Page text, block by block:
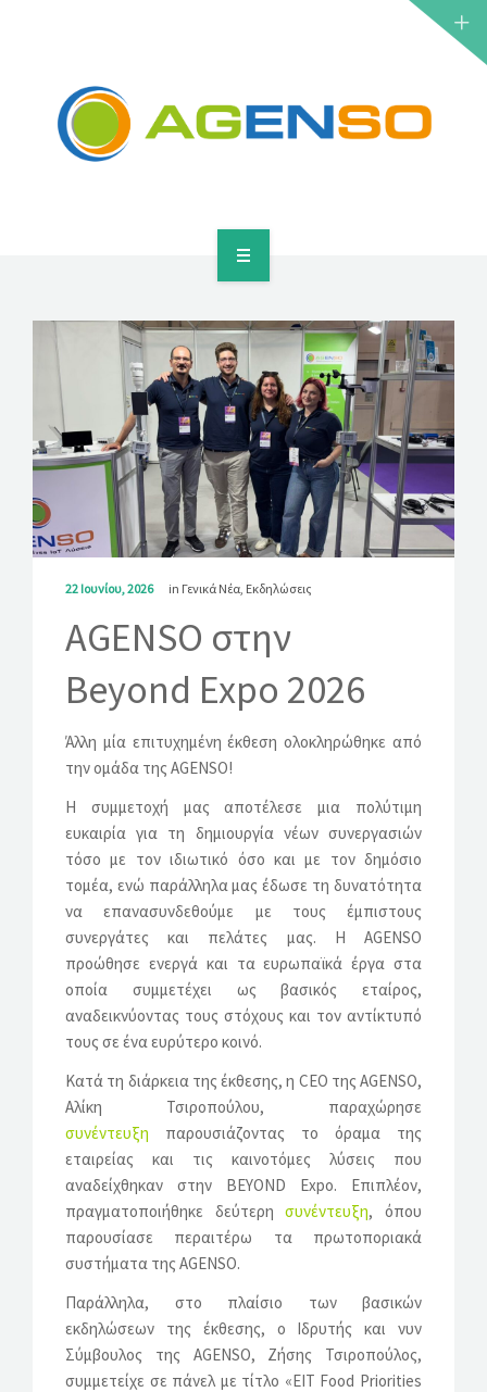
ΛΎΣΕΙΣ
ΕΡΕΥΝΗΤΙΚΆ ΈΡΓΑ
ΠΡΟΪΌΝΤΑ
ΛΎΣΕΙΣ
ΝΈΑ
22 Ιουνίου, 2026 in Γενικά Νέα Εκδηλώσεις
AGENSO στην
Beyond Expo 2026
Άλλη μία επιτυχημένη έκθεση ολοκληρώθηκε από
την ομάδα της AGENSO!
Η συμμετοχή μας αποτέλεσε μια πολύτιμη
ευκαιρία για τη δημιουργία νέων συνεργασιών
τόσο με τον ιδιωτικό όσο και με τον δημόσιο
τομέα, ενώ παράλληλα μας έδωσε τη δυνατότητα
να επανασυνδεθούμε με τους έμπιστους
συνεργάτες και πελάτες μας. Η AGENSO
προώθησε ενεργά και τα ευρωπαϊκά έργα στα
οποία συμμετέχει ως βασικός εταίρος,
αναδεικνύοντας τους στόχους και τον αντίκτυπό
τους σε ένα ευρύτερο κοινό.
Κατά τη διάρκεια της έκθεσης, η CEO της AGENSO,
Αλίκη Τσιροπούλου, παραχώρησε
συνέντευξη παρουσιάζοντας το όραμα της
εταιρείας και τις καινοτόμες λύσεις που
αναδείχθηκαν στην BEYOND Expo. Επιπλέον,
πραγματοποιήθηκε δεύτερησυνέντευξη, όπου
παρουσίασε περαιτέρω τα πρωτοποριακά
συστήματα της AGENSO.
Παράλληλα, στο πλαίσιο των βασικών
εκδηλώσεων της έκθεσης, ο Ιδρυτής και νυν
Σύμβουλος της AGENSO, Ζήσης Τσιροπούλος,
συμμετείχε σε πάνελ με τίτλο «EIT Food Priorities